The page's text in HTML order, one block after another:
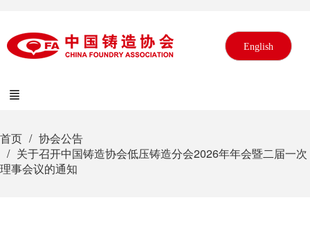
English
首页
协会公告
关于召开中国铸造协会低压铸造分会2026年年会暨二届一次
理事会议的通知